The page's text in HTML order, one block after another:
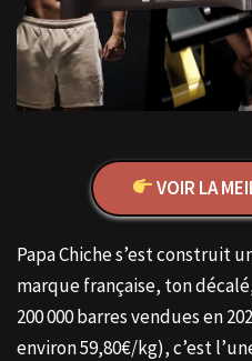
VOIR LA
Papa Chiche s’est construit
marque française, ton
200 000 barres vendues en
environ 59,80€/kg), c’est